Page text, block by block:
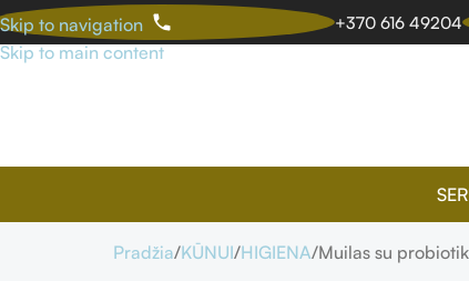
Skip to navigation
Skip to main content
+370 616 49204
Pradžia KŪNUI HIGIENA Muilas su